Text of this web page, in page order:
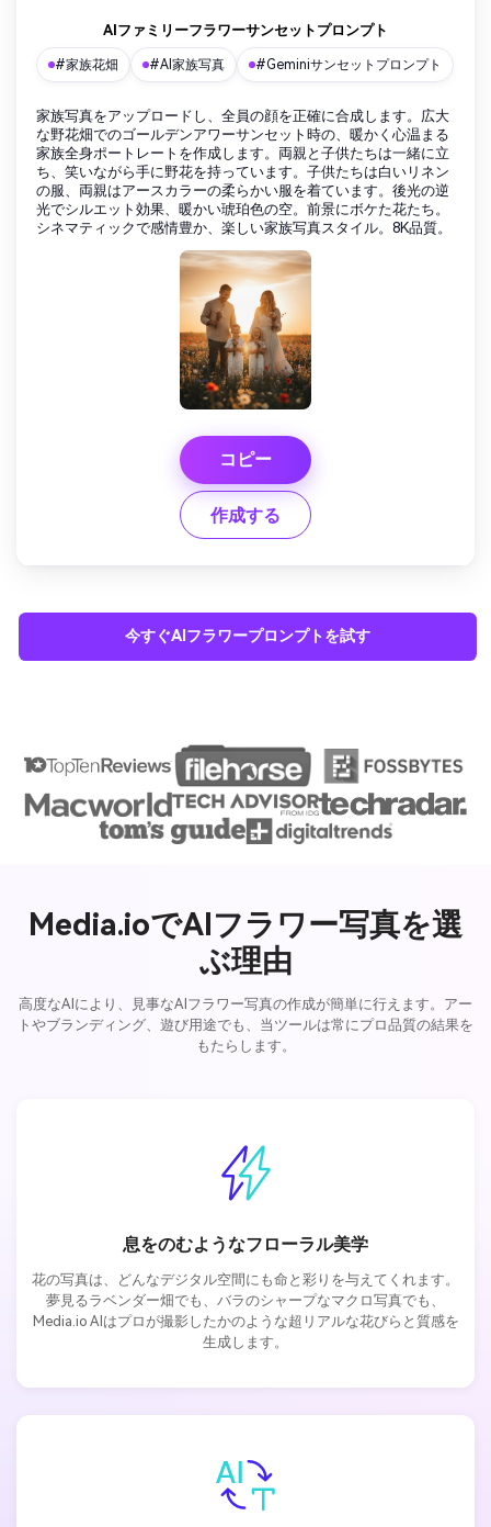
AIファミリーフラワーサンセットプロンプト
#家族花畑 #AI家族写真 #Geminiサンセットプロンプト
家族写真をアップロードし、全員の顔を正確に合成します。広大
な野花畑でのゴールデンアワーサンセット時の、暖かく心温まる
家族全身ポートレートを作成します。両親と子供たちは一緒に立
ち、笑いながら手に野花を持っています。子供たちは白いリネン
の服、両親はアースカラーの柔らかい服を着ています。後光の逆
光でシルエット効果、暖かい琥珀色の空。前景にボケた花たち。
シネマティックで感情豊か、楽しい家族写真スタイル。8K品質。
コピー
作成する
今すぐAIフラワープロンプトを試す
Media.ioでAIフラワー写真を選
ぶ理由
高度なAIにより、見事なAIフラワー写真の作成が簡単に行えます。アー
トやブランディング、遊び用途でも、当ツールは常にプロ品質の結果を
もたらします。
息をのむようなフローラル美学
花の写真は、どんなデジタル空間にも命と彩りを与えてくれます。
夢見るラベンダー畑でも、バラのシャープなマクロ写真でも、
Media.io AIはプロが撮影したかのような超リアルな花びらと質感を
生成します。